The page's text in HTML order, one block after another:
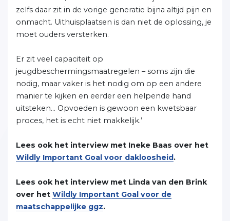
zelfs daar zit in de vorige generatie bijna altijd pijn en
onmacht. Uithuisplaatsen is dan niet de oplossing, je
moet ouders versterken.
Er zit veel capaciteit op
jeugdbeschermingsmaatregelen – soms zijn die
nodig, maar vaker is het nodig om op een andere
manier te kijken en eerder een helpende hand
uitsteken… Opvoeden is gewoon een kwetsbaar
proces, het is echt niet makkelijk.’
Lees ook het interview met Ineke Baas over het
Wildly Important Goal voor dakloosheid.
Lees ook het interview met Linda van den Brink
over het Wildly Important Goal voor de
maatschappelijke ggz.